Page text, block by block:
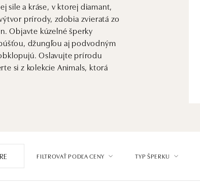
sile a kráse, v ktorej diamant,
prírody, zdobia zvieratá zo
Objavte kúzelné šperky
džungľou aj podvodným
Oslavujte prírodu
si z kolekcie Animals, ktorá
FILTROVAŤ PODĽA CENY TYP ŠPERKU